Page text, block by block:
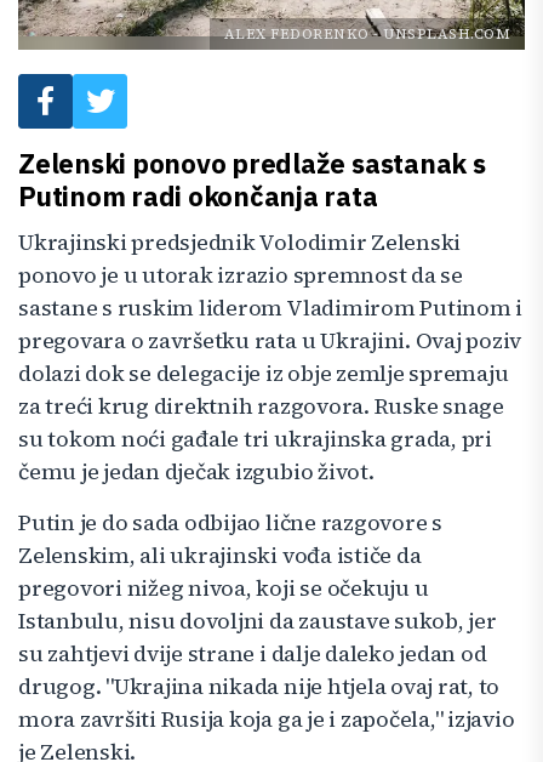
ALEX FEDORENKO-UNSPLASH.COM
Zelenski ponovo predlaže sastanak s
Putinom radi okončanja rata
Ukrajinski predsjednik Volodimir Zelenski
ponovo je u utorak izrazio spremnost da se
sastane s ruskim liderom Vladimirom Putinom i
pregovara o završetku rata u Ukrajini. Ovaj poziv
dolazi dok se delegacije iz obje zemlje spremaju
za treći krug direktnih razgovora. Ruske snage
su tokom noći gađale tri ukrajinska grada, pri
čemu je jedan dječak izgubio život.
Putin je do sada odbijao lične razgovore s
Zelenskim, ali ukrajinski vođa ističe da
pregovori nižeg nivoa, koji se očekuju u
Istanbulu, nisu dovoljni da zaustave sukob, jer
su zahtjevi dvije strane i dalje daleko jedan od
drugog. "Ukrajina nikada nije htjela ovaj rat, to
mora završiti Rusija koja ga je i započela," izjavio
je Zelenski.